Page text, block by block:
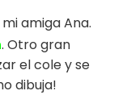
amiga Ana.
. Otro gran
el cole y se
dibuja!